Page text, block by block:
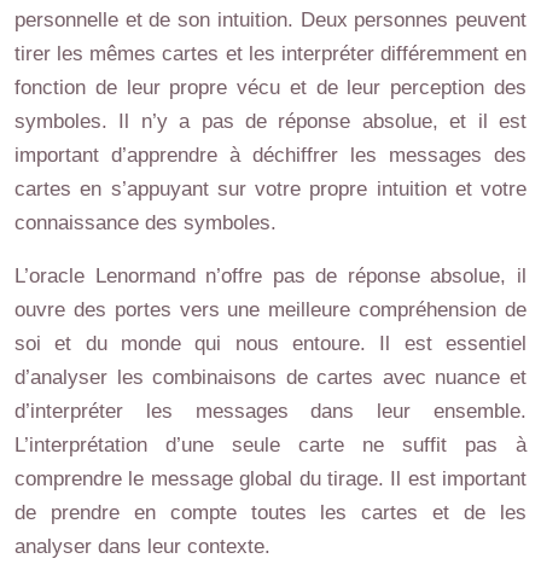
personnelle et de son intuition. Deux personnes peuvent
tirer les mêmes cartes et les interpréter différemment en
fonction de leur propre vécu et de leur perception des
symboles. Il n’y a pas de réponse absolue, et il est
important d’apprendre à déchiffrer les messages des
cartes en s’appuyant sur votre propre intuition et votre
connaissance des symboles.
L’oracle Lenormand n’offre pas de réponse absolue, il
ouvre des portes vers une meilleure compréhension de
soi et du monde qui nous entoure. Il est essentiel
d’analyser les combinaisons de cartes avec nuance et
d’interpréter les messages dans leur ensemble.
L’interprétation d’une seule carte ne suffit pas à
comprendre le message global du tirage. Il est important
de prendre en compte toutes les cartes et de les
analyser dans leur contexte.